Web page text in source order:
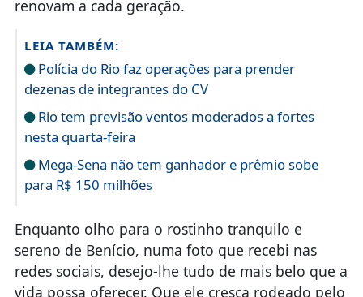
renovam a cada geração.
LEIA TAMBÉM:
Polícia do Rio faz operações para prender
dezenas de integrantes do CV
Rio tem previsão ventos moderados a fortes
nesta quarta-feira
Mega-Sena não tem ganhador e prêmio sobe
para R$ 150 milhões
Enquanto olho para o rostinho tranquilo e
sereno de Benício, numa foto que recebi nas
redes sociais, desejo-lhe tudo de mais belo que a
vida possa oferecer. Que ele cresça rodeado pelo